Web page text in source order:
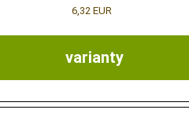
varianty
6,32 EUR